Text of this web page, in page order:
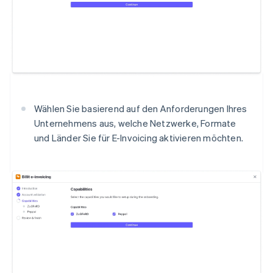
Wählen Sie basierend auf den Anforderungen Ihres
Unternehmens aus, welche Netzwerke, Formate
und Länder Sie für E-Invoicing aktivieren möchten.